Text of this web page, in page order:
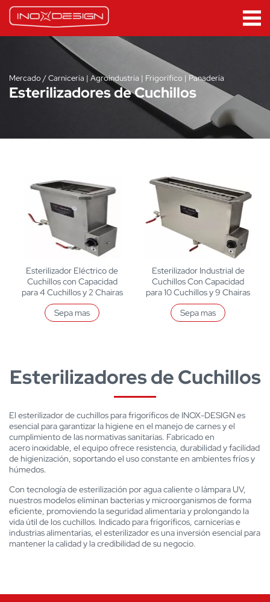
Mercado / Carnicería | Agroindustria | Frigorífico | Panadería
Esterilizadores de Cuchillos
Esterilizador Eléctrico de
Cuchillos con Capacidad
para 4 Cuchillos y 2 Chairas
Sepa mas
Esterilizador Industrial de
Cuchillos Con Capacidad
para 10 Cuchillos y 9 Chairas
Sepa mas
Esterilizadores de Cuchillos
El esterilizador de cuchillos para frigoríficos de INOX-DESIGN es
esencial para garantizar la higiene en el manejo de carnes y el
cumplimiento de las normativas sanitarias. Fabricado en
acero inoxidable, el equipo ofrece resistencia, durabilidad y facilidad
de higienización, soportando el uso constante en ambientes fríos y
húmedos.
Con tecnología de esterilización por agua caliente o lámpara UV,
nuestros modelos eliminan bacterias y microorganismos de forma
eficiente, promoviendo la seguridad alimentaria y prolongando la
vida útil de los cuchillos. Indicado para frigoríficos, carnicerías e
industrias alimentarias, el esterilizador es una inversión esencial para
mantener la calidad y la credibilidad de su negocio.